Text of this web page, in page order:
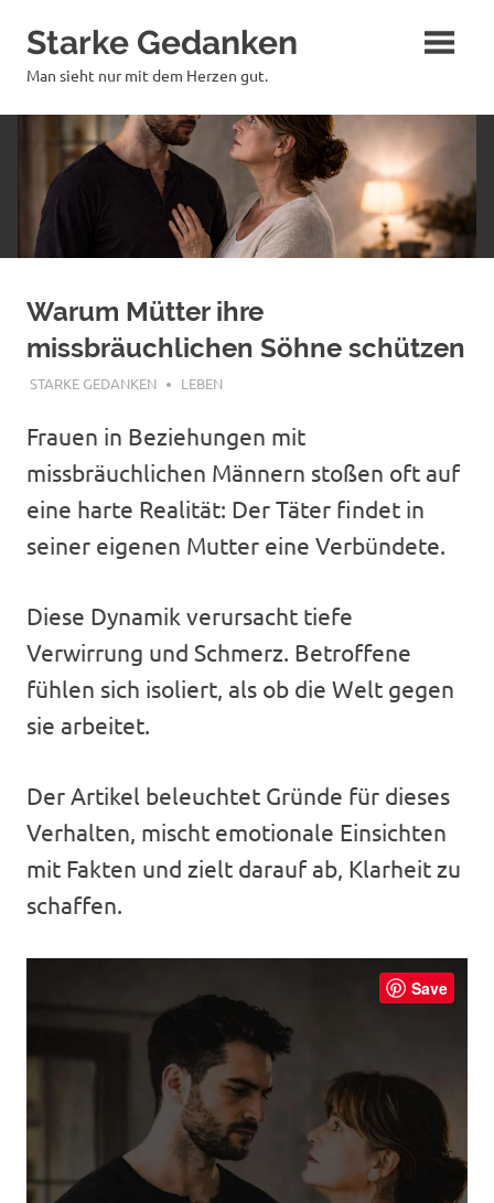
Inhalt
springen
Starke Gedanken
Man sieht nur mit dem Herzen gut.
Warum Mütter ihre
missbräuchlichen Söhne schützen
FEBRUAR 22, 2026
STARKE GEDANKEN LEBEN
Frauen in Beziehungen mit
missbräuchlichen Männern stoßen oft auf
eine harte Realität: Der Täter findet in
seiner eigenen Mutter eine Verbündete.
Diese Dynamik verursacht tiefe
Verwirrung und Schmerz. Betroffene
fühlen sich isoliert, als ob die Welt gegen
sie arbeitet.
Der Artikel beleuchtet Gründe für dieses
Verhalten, mischt emotionale Einsichten
mit Fakten und zielt darauf ab, Klarheit zu
schaffen.
Save